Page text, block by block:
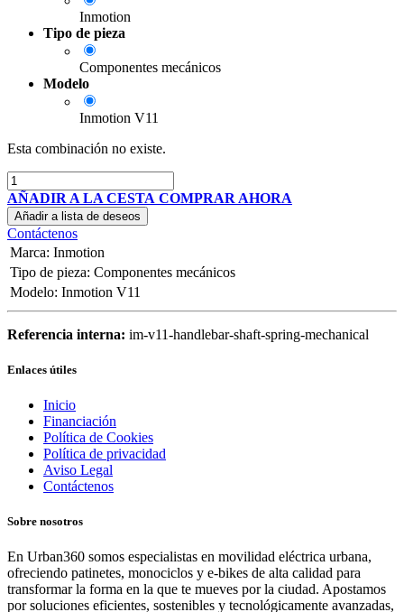
Inmotion
Tipo de pieza
Componentes mecánicos
Modelo
Inmotion V11
Esta combinación no existe.
AÑADIR A LA CESTA COMPRAR AHORA
Añadir a lista de deseos
Contáctenos
Marca: Inmotion
Tipo de pieza: Componentes mecánicos
Modelo: Inmotion V11
Referencia interna: im-v11-handlebar-shaft-spring-mechanical
Enlaces útiles
Inicio
Financiación
Política de Cookies
Política de privacidad
Aviso Legal
Contáctenos
Sobre nosotros
En Urban360 somos especialistas en movilidad eléctrica urbana,
ofreciendo patinetes, monociclos y e-bikes de alta calidad para
transformar la forma en la que te mueves por la ciudad. Apostamos
por soluciones eficientes, sostenibles y tecnológicamente avanzadas,